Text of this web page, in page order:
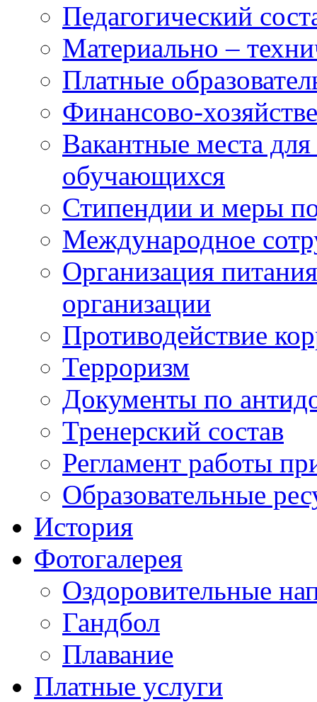
Педагогический
Материально –
Платные
Финансово-
Вакантные места
обучающихся
Стипендии и меры
Международное
Организация
организации
Противодействие
Терроризм
Документы по
Тренерский состав
Регламент работы
Образовательные
История
Фотогалерея
Оздоровительные
Гандбол
Плавание
Платные услуги